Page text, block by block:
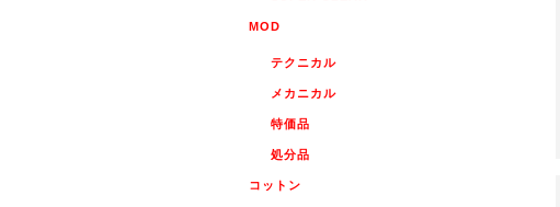
MOD
テクニカル
メカニカル
特価品
処分品
コットン